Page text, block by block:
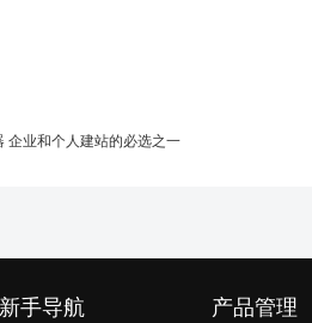
企业和个人建站的必选之一
新手导航 产品管理